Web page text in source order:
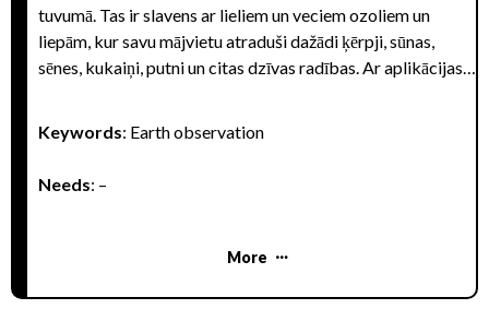
tuvumā. Tas ir slavens ar lieliem un veciem ozoliem un
liepām, kur savu mājvietu atraduši dažādi ķērpji, sūnas,
sēnes, kukaiņi, putni un citas dzīvas radības. Ar aplikācijas
ir pieejama arī cilvēkiem ratiņkrēslā.
Keywords: Earth observation
Needs: –
More